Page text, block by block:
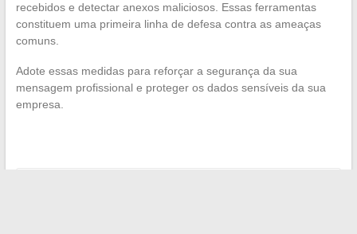
recebidos e detectar anexos maliciosos. Essas ferramentas
constituem uma primeira linha de defesa contra as ameaças
comuns.
Adote essas medidas para reforçar a segurança da sua
mensagem profissional e proteger os dados sensíveis da sua
empresa.